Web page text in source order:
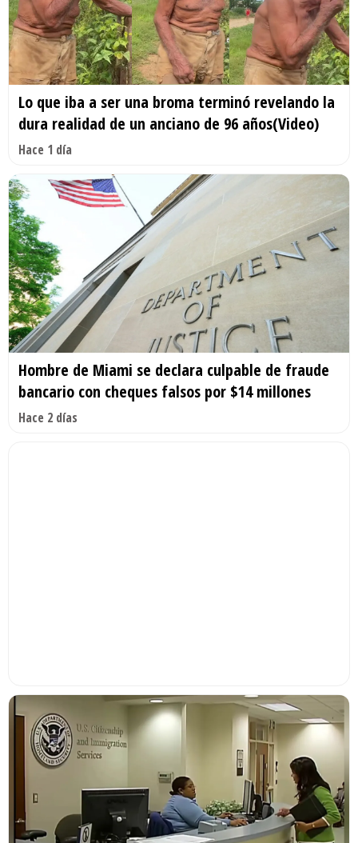
Lo que iba a ser una broma terminó revelando la
dura realidad de un anciano de 96 años(Video)
Hace 1 día
Hombre de Miami se declara culpable de fraude
bancario con cheques falsos por $14 millones
Hace 2 días